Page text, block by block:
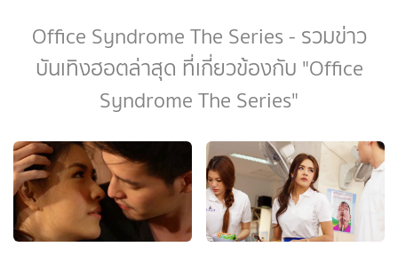
Office Syndrome The Series - รวมข่าว
บันเทิงฮอตล่าสุด ที่เกี่ยวข้องกับ "Office
Syndrome The Series"